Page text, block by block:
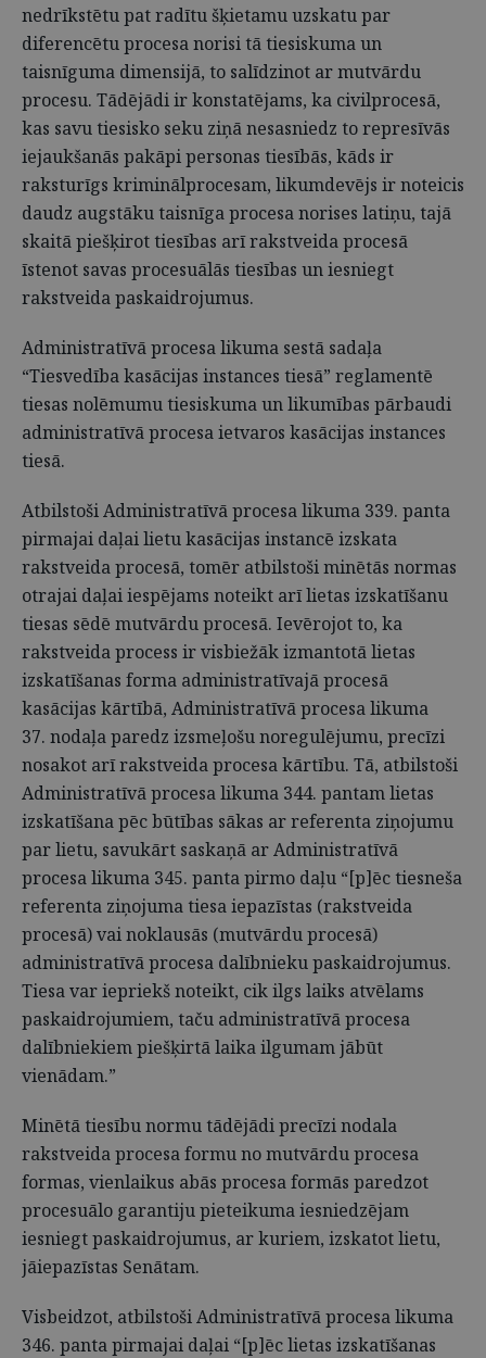
nedrīkstētu pat radītu šķietamu uzskatu par
diferencētu procesa norisi tā tiesiskuma un
taisnīguma dimensijā, to salīdzinot ar mutvārdu
procesu. Tādējādi ir konstatējams, ka civilprocesā,
kas savu tiesisko seku ziņā nesasniedz to represīvās
iejaukšanās pakāpi personas tiesībās, kāds ir
raksturīgs kriminālprocesam, likumdevējs ir noteicis
daudz augstāku taisnīga procesa norises latiņu, tajā
skaitā piešķirot tiesības arī rakstveida procesā
īstenot savas procesuālās tiesības un iesniegt
rakstveida paskaidrojumus.
Administratīvā procesa likuma sestā sadaļa
“Tiesvedība kasācijas instances tiesā” reglamentē
tiesas nolēmumu tiesiskuma un likumības pārbaudi
administratīvā procesa ietvaros kasācijas instances
tiesā.
Atbilstoši Administratīvā procesa likuma 339. panta
pirmajai daļai lietu kasācijas instancē izskata
rakstveida procesā, tomēr atbilstoši minētās normas
otrajai daļai iespējams noteikt arī lietas izskatīšanu
tiesas sēdē mutvārdu procesā. Ievērojot to, ka
rakstveida process ir visbiežāk izmantotā lietas
izskatīšanas forma administratīvajā procesā
kasācijas kārtībā, Administratīvā procesa likuma
37. nodaļa paredz izsmeļošu noregulējumu, precīzi
nosakot arī rakstveida procesa kārtību. Tā, atbilstoši
Administratīvā procesa likuma 344. pantam lietas
izskatīšana pēc būtības sākas ar referenta ziņojumu
par lietu, savukārt saskaņā ar Administratīvā
procesa likuma 345. panta pirmo daļu “[p]ēc tiesneša
referenta ziņojuma tiesa iepazīstas (rakstveida
procesā) vai noklausās (mutvārdu procesā)
administratīvā procesa dalībnieku paskaidrojumus.
Tiesa var iepriekš noteikt, cik ilgs laiks atvēlams
paskaidrojumiem, taču administratīvā procesa
dalībniekiem piešķirtā laika ilgumam jābūt
vienādam.”
Minētā tiesību normu tādējādi precīzi nodala
rakstveida procesa formu no mutvārdu procesa
formas, vienlaikus abās procesa formās paredzot
procesuālo garantiju pieteikuma iesniedzējam
iesniegt paskaidrojumus, ar kuriem, izskatot lietu,
jāiepazīstas Senātam.
Visbeidzot, atbilstoši Administratīvā procesa likuma
346. panta pirmajai daļai “[p]ēc lietas izskatīšanas